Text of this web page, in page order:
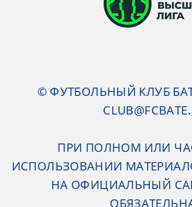
© ФУТБОЛЬНЫЙ КЛУБ
ПРИ ПОЛНОМ ИЛИ
ИСПОЛЬЗОВАНИИ
НА ОФИЦИАЛЬНЫЙ